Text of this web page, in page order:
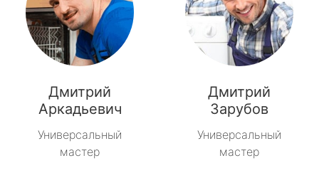
Дмитрий
Аркадьевич
Универсальный
мастер
Дмитрий
Зарубов
Универсальный
мастер